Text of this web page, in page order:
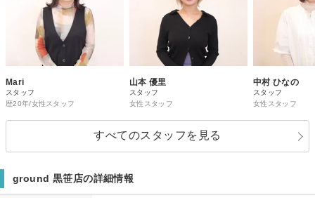
Mari
スタッフ
歴20年/女性スタッフ
山本 優里
スタッフ
女性スタッフ
中村 ひなの
スタッフ
女性スタッフ
すべてのスタッフを見る
ground 黒笹店の詳細情報